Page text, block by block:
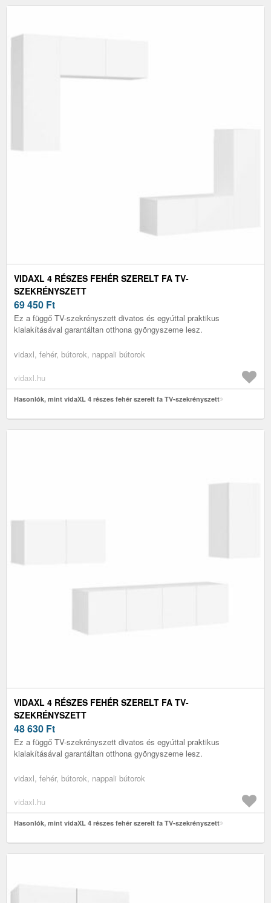
VIDAXL 4 RÉSZES FEHÉR SZERELT FA TV-
SZEKRÉNYSZETT
69 450 Ft
Ez a függő TV-szekrényszett divatos és egyúttal praktikus
kialakításával garantáltan otthona gyöngyszeme lesz.
vidaxl, fehér, bútorok, nappali bútorok
vidaxl.hu
Hasonlók, mint vidaXL 4 részes fehér szerelt fa TV-szekrényszett
VIDAXL 4 RÉSZES FEHÉR SZERELT FA TV-
SZEKRÉNYSZETT
48 630 Ft
Ez a függő TV-szekrényszett divatos és egyúttal praktikus
kialakításával garantáltan otthona gyöngyszeme lesz.
vidaxl, fehér, bútorok, nappali bútorok
vidaxl.hu
Hasonlók, mint vidaXL 4 részes fehér szerelt fa TV-szekrényszett